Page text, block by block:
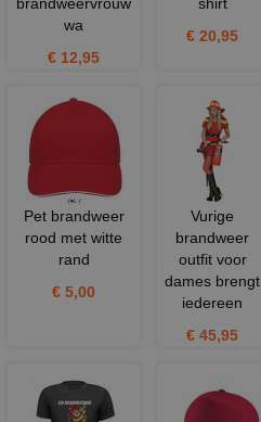
wa
€ 12,95
€ 20,95
Pet brandweer
rood met witte
rand
€ 5,00
Vurige
brandweer
outfit voor
dames brengt
iedereen
€ 45,95